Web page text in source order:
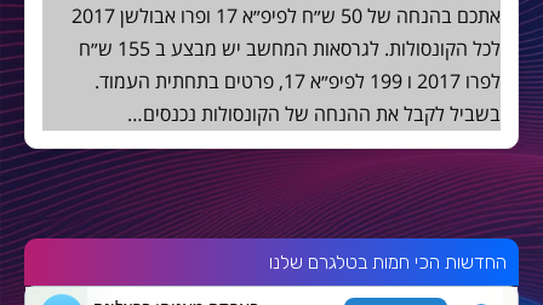
אתכם בהנחה של 50 ש״ח לפיפ״א 17 ופרו אבולשן 2017
לכל הקונסולות. לגרסאות המחשב יש מבצע ב 155 ש״ח
לפרו 2017 ו 199 לפיפ״א 17, פרטים בתחתית העמוד.
בשביל לקבל את ההנחה של הקונסולות נכנסים…
החדשות הכי חמות בטלגרם שלנו